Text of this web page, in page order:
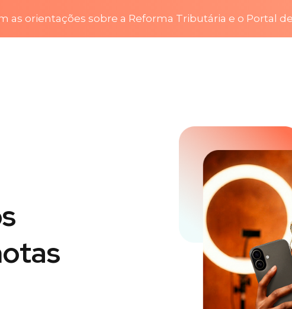
as orientações sobre a Reforma Tributária e o Portal de